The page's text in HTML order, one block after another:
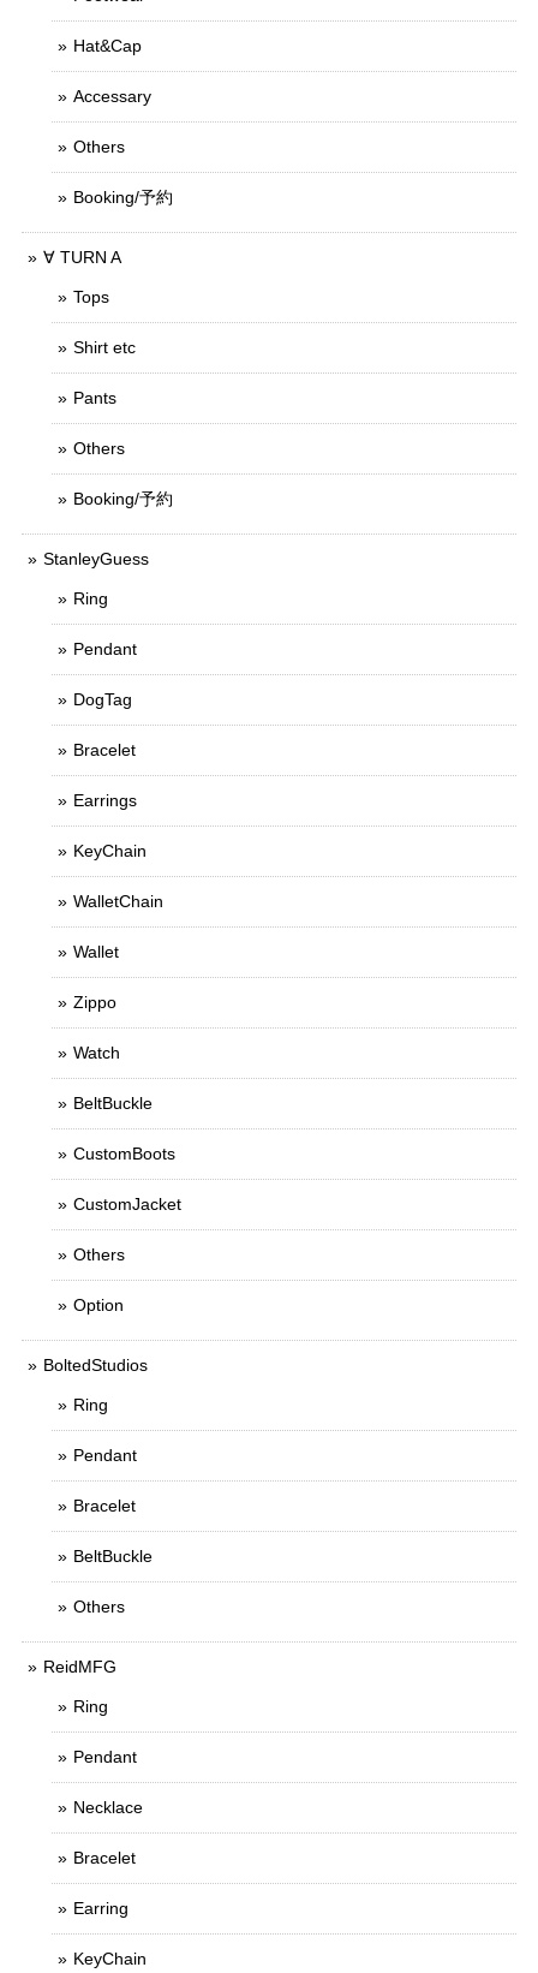
Hat&Cap
Accessary
Others
Booking/予約
∀ TURN A
Tops
Shirt etc
Pants
Others
Booking/予約
StanleyGuess
Ring
Pendant
DogTag
Bracelet
Earrings
KeyChain
WalletChain
Wallet
Zippo
Watch
BeltBuckle
CustomBoots
CustomJacket
Others
Option
BoltedStudios
Ring
Pendant
Bracelet
BeltBuckle
Others
ReidMFG
Ring
Pendant
Necklace
Bracelet
Earring
KeyChain